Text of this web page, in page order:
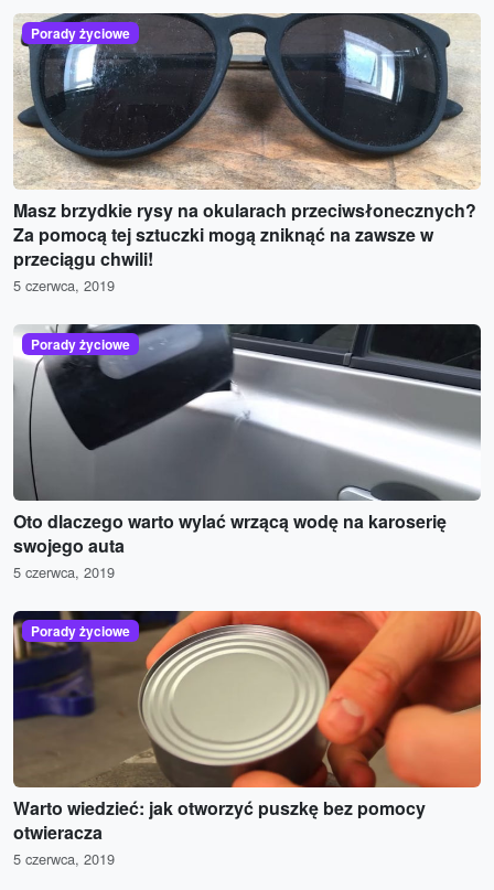
Porady życiowe
Masz brzydkie rysy na okularach przeciwsłonecznych?
Za pomocą tej sztuczki mogą zniknąć na zawsze w
przeciągu chwili!
5 czerwca, 2019
Porady życiowe
Oto dlaczego warto wylać wrzącą wodę na karoserię
swojego auta
5 czerwca, 2019
Porady życiowe
Warto wiedzieć: jak otworzyć puszkę bez pomocy
otwieracza
5 czerwca, 2019